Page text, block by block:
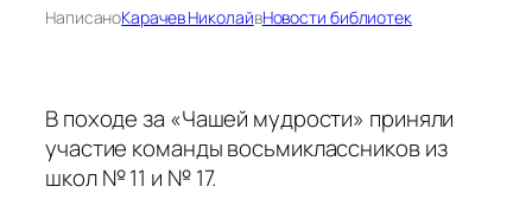
НаписаноКарачев НиколайвНовости библиотек
В походе за «Чашей мудрости» приняли
участие команды восьмиклассников из
школ № 11 и № 17.